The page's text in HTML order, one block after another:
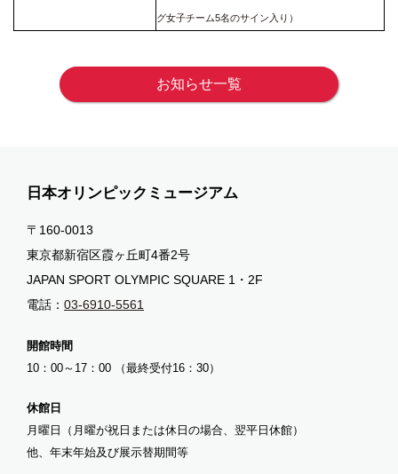
グ女子チーム5名のサイン入り）
お知らせ一覧
日本オリンピックミュージアム
〒160-0013
東京都新宿区霞ヶ丘町4番2号
JAPAN SPORT OLYMPIC SQUARE 1・2F
電話： 03-6910-5561
開館時間
10：00～17：00 （最終受付16：30）
休館日
月曜日（月曜が祝日または休日の場合、翌平日休館）
他、年末年始及び展示替期間等